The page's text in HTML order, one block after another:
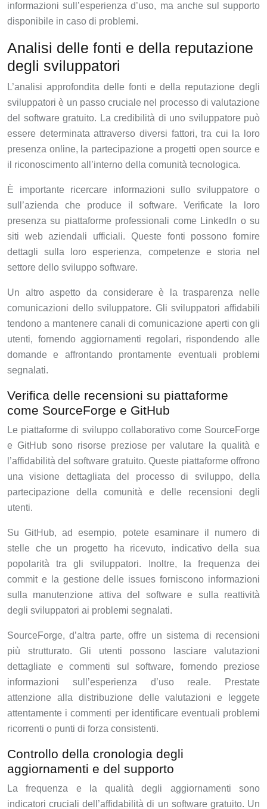
informazioni sull’esperienza d’uso, ma anche sul supporto
disponibile in caso di problemi.
Analisi delle fonti e della reputazione
degli sviluppatori
L’analisi approfondita delle fonti e della reputazione degli
sviluppatori è un passo cruciale nel processo di valutazione
del software gratuito. La credibilità di uno sviluppatore può
essere determinata attraverso diversi fattori, tra cui la loro
presenza online, la partecipazione a progetti open source e
il riconoscimento all’interno della comunità tecnologica.
È importante ricercare informazioni sullo sviluppatore o
sull’azienda che produce il software. Verificate la loro
presenza su piattaforme professionali come LinkedIn o su
siti web aziendali ufficiali. Queste fonti possono fornire
dettagli sulla loro esperienza, competenze e storia nel
settore dello sviluppo software.
Un altro aspetto da considerare è la trasparenza nelle
comunicazioni dello sviluppatore. Gli sviluppatori affidabili
tendono a mantenere canali di comunicazione aperti con gli
utenti, fornendo aggiornamenti regolari, rispondendo alle
domande e affrontando prontamente eventuali problemi
segnalati.
Verifica delle recensioni su piattaforme
come SourceForge e GitHub
Le piattaforme di sviluppo collaborativo come SourceForge
e GitHub sono risorse preziose per valutare la qualità e
l’affidabilità del software gratuito. Queste piattaforme offrono
una visione dettagliata del processo di sviluppo, della
partecipazione della comunità e delle recensioni degli
utenti.
Su GitHub, ad esempio, potete esaminare il numero di
stelle che un progetto ha ricevuto, indicativo della sua
popolarità tra gli sviluppatori. Inoltre, la frequenza dei
commit e la gestione delle issues forniscono informazioni
sulla manutenzione attiva del software e sulla reattività
degli sviluppatori ai problemi segnalati.
SourceForge, d’altra parte, offre un sistema di recensioni
più strutturato. Gli utenti possono lasciare valutazioni
dettagliate e commenti sul software, fornendo preziose
informazioni sull’esperienza d’uso reale. Prestate
attenzione alla distribuzione delle valutazioni e leggete
attentamente i commenti per identificare eventuali problemi
ricorrenti o punti di forza consistenti.
Controllo della cronologia degli
aggiornamenti e del supporto
La frequenza e la qualità degli aggiornamenti sono
indicatori cruciali dell’affidabilità di un software gratuito. Un